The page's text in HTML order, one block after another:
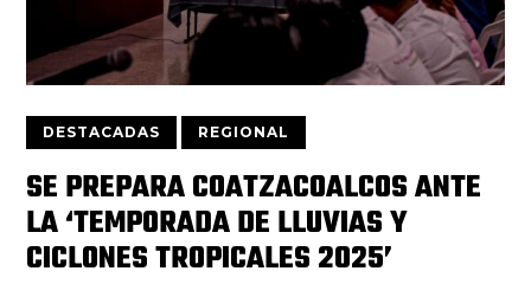
DESTACADAS REGIONAL
SE PREPARA COATZACOALCOS ANTE
LA ‘TEMPORADA DE LLUVIAS Y
CICLONES TROPICALES 2025’